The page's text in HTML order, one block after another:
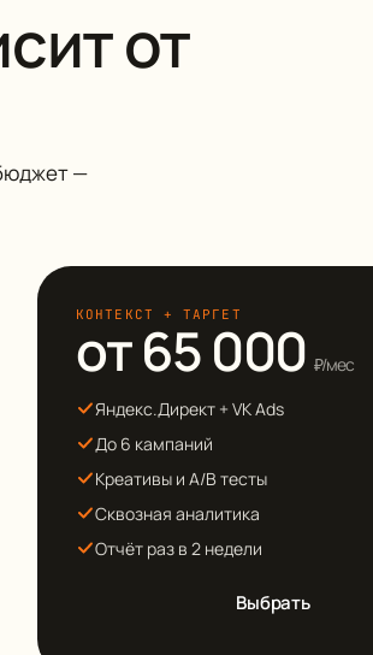
от
—
КОНТЕКСТ + ТАРГЕТ
от 65 000 ₽/мес
Яндекс.Директ + VK Ads
До 6 кампаний
Креативы и A/B тесты
Сквозная аналитика
Отчёт раз в 2 недели
Выбрать